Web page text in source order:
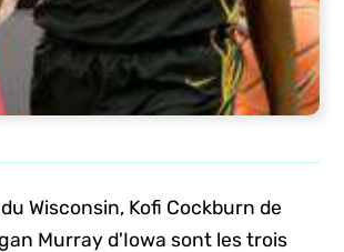
Wisconsin, Kofi Cockburn de
Murray d'Iowa sont les trois